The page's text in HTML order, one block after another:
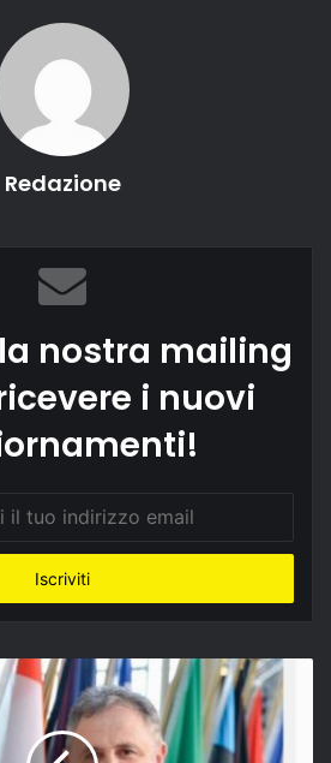
Redazione
nostra mailing
i nuovi